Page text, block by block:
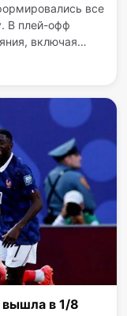
все
В плей-офф
включая
померится
в 1/8